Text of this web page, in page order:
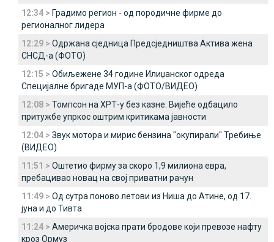
12:34 > Градимо регион - од породичне фирме до
регионалног лидера
12:29 > Одржана сједница Предсједништва Актива жена
СНСД-а (ФОТО)
12:15 > Обиљежене 34 године Илиџанског одреда
Специјалне бригаде МУП-а (ФОТО/ВИДЕО)
12:08 > Томпсон на ХРТ-у без казне: Вијеће одбацило
притужбе упркос оштрим критикама јавности
12:04 > Звук мотора и мирис бензина "окупирали" Требиње
(ВИДЕО)
11:51 > Оштетио фирму за скоро 1,9 милиона евра,
пребацивао новац на свој приватни рачун
11:49 > Од сутра поново летови из Ниша до Атине, од 17.
јуна и до Тивта
11:24 > Америчка војска прати бродове који превозе нафту
кроз Ормуз